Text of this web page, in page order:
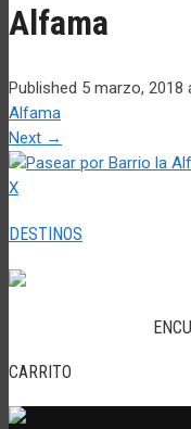
Alfama
Published 5 marzo, 2018
Alfama
Next →
X
DESTINOS
CARRITO